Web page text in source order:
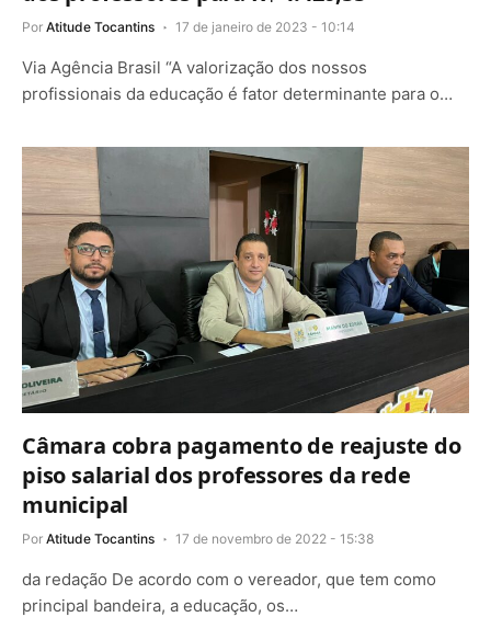
Por Atitude Tocantins 17 de janeiro de 2023 - 10:14
Via Agência Brasil “A valorização dos nossos
profissionais da educação é fator determinante para o…
Câmara cobra pagamento de reajuste do
piso salarial dos professores da rede
municipal
Por Atitude Tocantins 17 de novembro de 2022 - 15:38
da redação De acordo com o vereador, que tem como
principal bandeira, a educação, os…